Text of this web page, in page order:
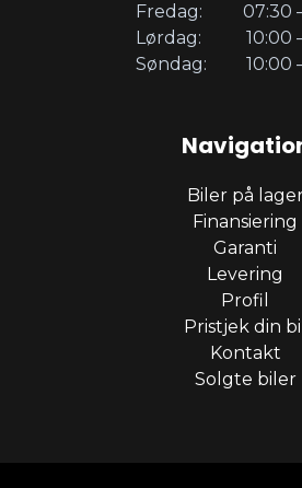
Fredag:
07:30
Lørdag:
10:00
Søndag:
10:00
Biler på
Finansiering
Garanti
Levering
Profil
Pristjek din bil
Kontakt
Solgte biler